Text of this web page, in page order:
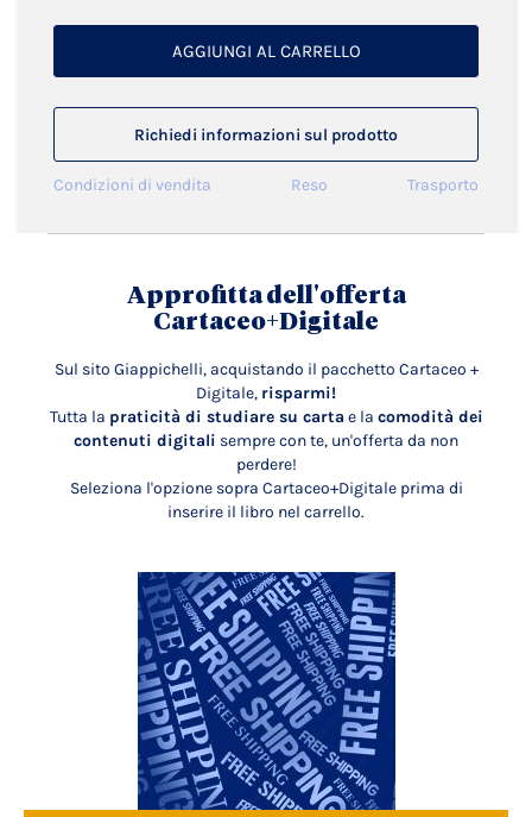
AGGIUNGI AL CARRELLO
Richiedi informazioni sul prodotto
Condizioni di vendita Reso Trasporto
Approfitta dell'offerta
Cartaceo+Digitale
Sul sito Giappichelli, acquistando il pacchetto Cartaceo +
Digitale, risparmi!
Tutta la praticità di studiare su carta e la comodità dei
contenuti digitali sempre con te, un'offerta da non
perdere!
Seleziona l'opzione sopra Cartaceo+Digitale prima di
inserire il libro nel carrello.